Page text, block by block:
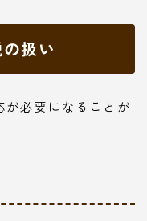
扱い
必要になることが